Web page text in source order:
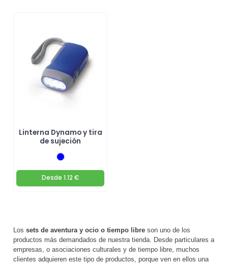
Linterna Dynamo y tira
de sujeción
Desde 1.12 €
Los sets de aventura y ocio o tiempo libre son uno de los
productos más demandados de nuestra tienda. Desde particulares a
empresas, o asociaciones culturales y de tiempo libre, muchos
clientes adquieren este tipo de productos, porque ven en ellos una